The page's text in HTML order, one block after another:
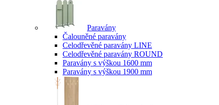
Paravány
Čalouněné paravány
Celodřevěné paravány LINE
Celodřevěné paravány ROUND
Paravány s výškou 1600 mm
Paravány s výškou 1900 mm